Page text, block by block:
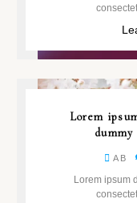
Lorem
A B
Lorem ipsum